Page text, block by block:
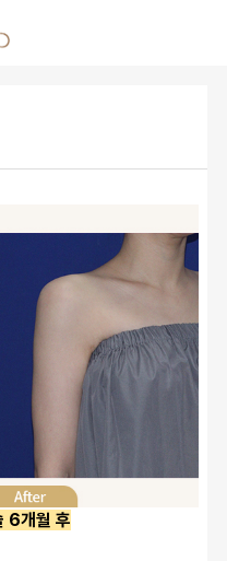
6개월 후